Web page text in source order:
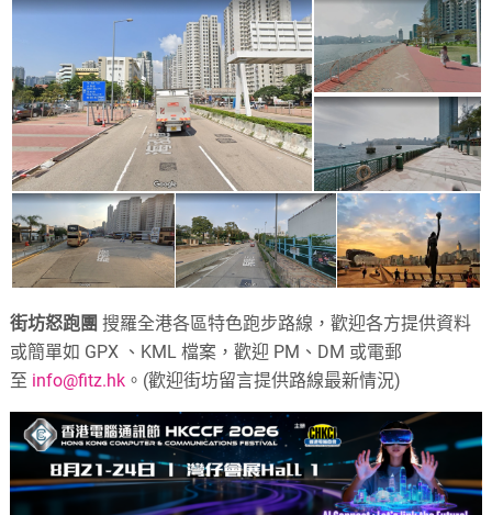
街坊怒跑團 搜羅全港各區特色跑步路線，歡迎各方提供資料
或簡單如 GPX 、KML 檔案，歡迎 PM、DM 或電郵
至 info@fitz.hk 。(歡迎街坊留言提供路線最新情況)